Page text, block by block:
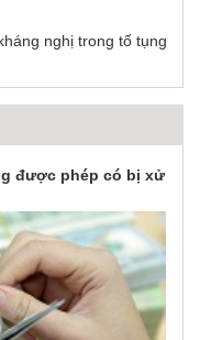
nghị trong tố tụng
được phép có bị xử